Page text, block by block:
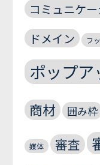
コミュニケ
ドメイン フ
ポップア
商材 囲み枠
媒体 審査